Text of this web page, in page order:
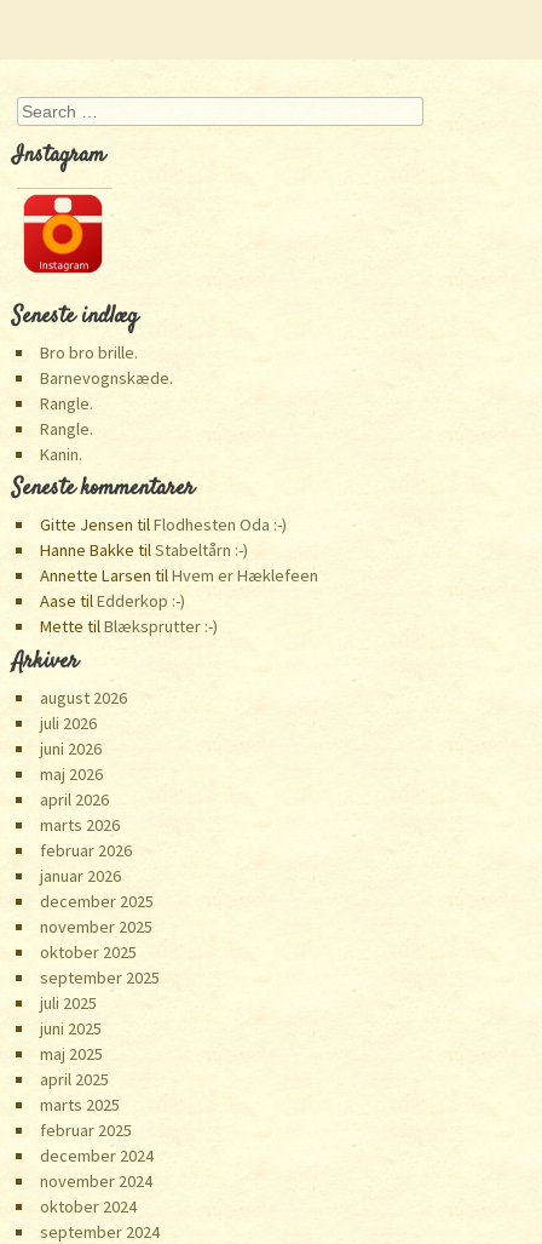
Post navigation
Search
Instagram
Seneste indlæg
Bro bro brille.
Barnevognskæde.
Rangle.
Rangle.
Kanin.
Seneste kommentarer
Gitte Jensen tilFlodhesten Oda :-)
Hanne Bakke tilStabeltårn :-)
Annette Larsen tilHvem er Hæklefeen
Aase tilEdderkop :-)
Mette tilBlæksprutter :-)
Arkiver
august 2026
juli 2026
juni 2026
maj 2026
april 2026
marts 2026
februar 2026
januar 2026
december 2025
november 2025
oktober 2025
september 2025
juli 2025
juni 2025
maj 2025
april 2025
marts 2025
februar 2025
december 2024
november 2024
oktober 2024
september 2024